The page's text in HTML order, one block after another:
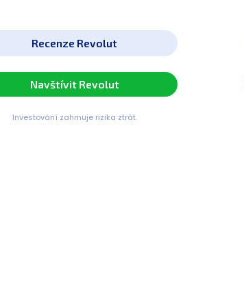
Recenze Revolut
Navštívit Revolut
Investování zahrnuje rizika ztrát.